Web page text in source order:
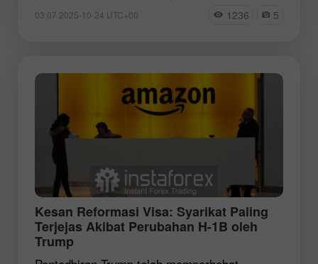
03:07 2025-10-24 UTC+00 1236 5
Kesan Reformasi Visa: Syarikat Paling
Terjejas Akibat Perubahan H-1B oleh
Trump